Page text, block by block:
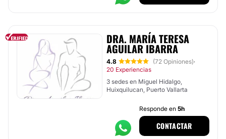
DRA. MARÍA TERESA
AGUILAR IBARRA
4.8 (72 Opiniones)·
20 Experiencias
3 sedes en Miguel Hidalgo,
Huixquilucan, Puerto Vallarta
Responde en 5h
CONTACTAR